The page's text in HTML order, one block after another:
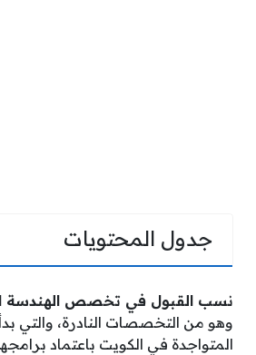
جدول المحتويات
نسب القبول في تخصص الهندسة
وهو من التخصصات النادرة، والتي
المتواجدة في الكويت باعتماد برامجها